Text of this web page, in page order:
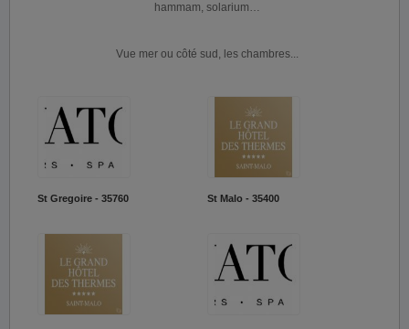
hammam, solarium…
Vue mer ou côté sud, les chambres...
St Gregoire - 35760 St Malo - 35400